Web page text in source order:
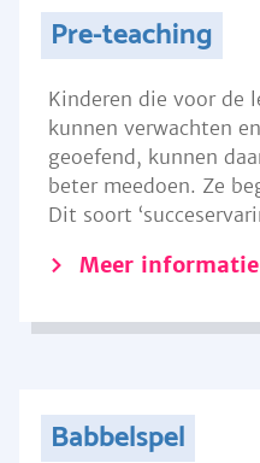
Pre-teaching
Kinderen die voor de
kunnen verwachten
geoefend, kunnen
beter meedoen. Ze
Dit soort
Meer informatie
Babbelspel